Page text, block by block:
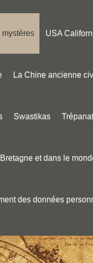
mystères USA
La Chine ancienne
Swastikas
et dans le
des données